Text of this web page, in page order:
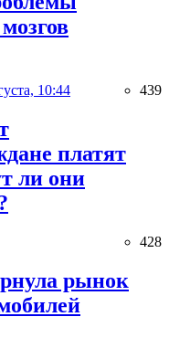
10:44 439
платят
ли они
428
рынок